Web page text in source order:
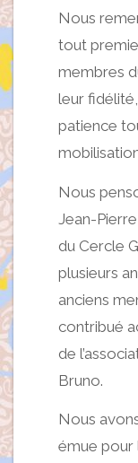
Nous
tout
membres
leur
patience
Nous
Jean-
du Cercle
plusieurs
anciens
contribué
de
Bruno.
Nous
émue pour